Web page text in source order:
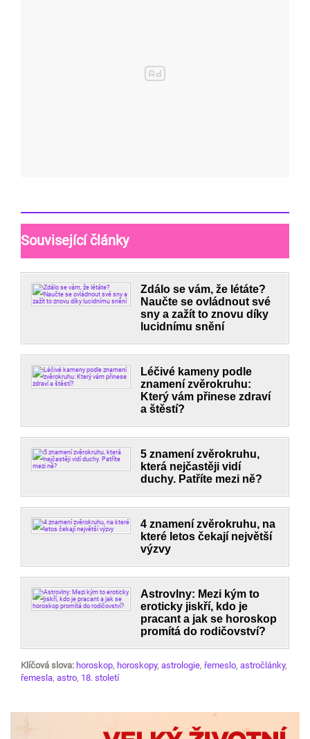
Související články
Zdálo se vám, že létáte?
Naučte se ovládnout své
sny a zažít to znovu díky
lucidnímu snění
Léčivé kameny podle
znamení zvěrokruhu:
Který vám přinese zdraví
a štěstí?
5 znamení zvěrokruhu,
která nejčastěji vidí
duchy. Patříte mezi ně?
4 znamení zvěrokruhu, na
které letos čekají největší
výzvy
Astrovlny: Mezi kým to
eroticky jiskří, kdo je
pracant a jak se horoskop
promítá do rodičovství?
Klíčová slova: horoskop, horoskopy, astrologie, řemeslo, astročlánky,
řemesla, astro, 18. století